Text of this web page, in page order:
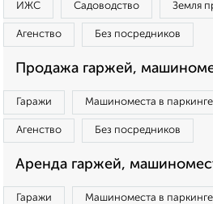
ИЖС Садоводство Земля
Агенство Без посредников
Продажа гаржей,
Гаражи Машиноместа в паркинге
Агенство Без посредников
Аренда гаржей,
Гаражи Машиноместа в паркинге